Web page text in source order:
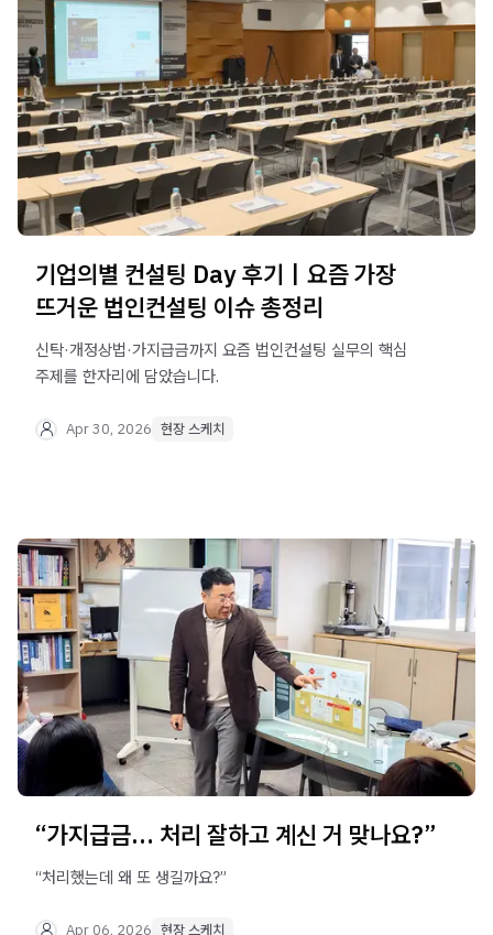
기업의별 컨설팅 Day 후기｜요즘 가장
뜨거운 법인컨설팅 이슈 총정리
신탁·개정상법·가지급금까지 요즘 법인컨설팅 실무의 핵심
주제를 한자리에 담았습니다.
Apr 30, 2026 현장 스케치
“가지급금… 처리 잘하고 계신 거 맞나요?”
“처리했는데 왜 또 생길까요?”
Apr 06, 2026 현장 스케치